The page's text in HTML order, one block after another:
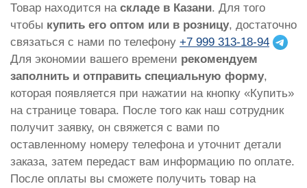
Товар находится на складе в Казани. Для того
чтобы купить его оптом или в розницу, достаточно
связаться с нами по телефону +7 999 313-18-94
Для экономии вашего времени рекомендуем
заполнить и отправить специальную форму,
которая появляется при нажатии на кнопку «Купить»
на странице товара. После того как наш сотрудник
получит заявку, он свяжется с вами по
оставленному номеру телефона и уточнит детали
заказа, затем передаст вам информацию по оплате.
После оплаты вы сможете получить товар на